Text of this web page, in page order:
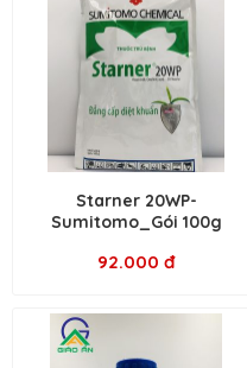
Starner 20WP-
Sumitomo_Gói 100g
92.000 đ